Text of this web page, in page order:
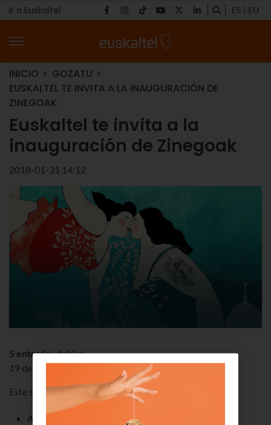
Ir a Euskaltel ES EU
INICIO
GOZATU
EUSKALTEL TE INVITA A LA INAUGURACIÓN DE
ZINEGOAK
Euskaltel te invita a la
inauguración de Zinegoak
2018-01-31 14:12
5 entradas dobles
19 de Febrero - Teatro Arriaga (Bilbao)
Este sorteo ha finalizado, consulta los
Asier Palacio Frade